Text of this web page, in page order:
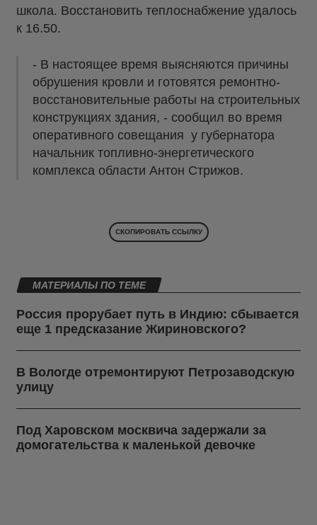
школа. Восстановить теплоснабжение удалось
к 16.50.
- В настоящее время выясняются причины
обрушения кровли и готовятся ремонтно-
восстановительные работы на строительных
конструкциях здания, - сообщил во время
оперативного совещания у губернатора
начальник топливно-энергетического
комплекса области Антон Стрижов.
СКОПИРОВАТЬ ССЫЛКУ
МАТЕРИАЛЫ ПО ТЕМЕ
Россия прорубает путь в Индию: сбывается
еще 1 предсказание Жириновского?
В Вологде отремонтируют Петрозаводскую
улицу
Под Харовском москвича задержали за
домогательства к маленькой девочке